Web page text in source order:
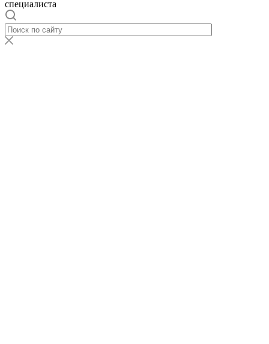
специалиста